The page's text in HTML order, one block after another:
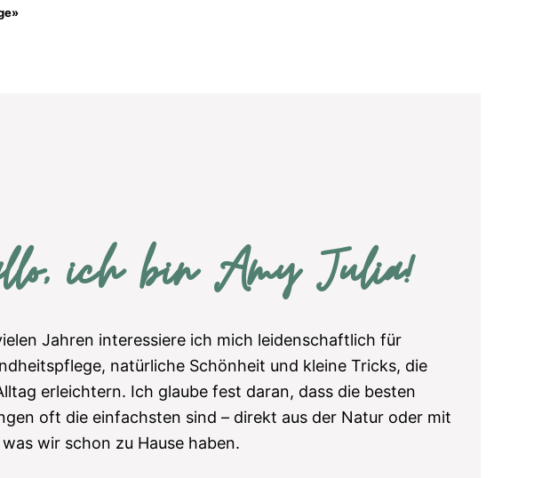
ich bin Amy Julia!
Jahren interessiere ich mich leidenschaftlich für
natürliche Schönheit und kleine Tricks, die
erleichtern. Ich glaube fest daran, dass die besten
oft die einfachsten sind – direkt aus der Natur oder mit
wir schon zu Hause haben.